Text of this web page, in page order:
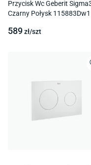
Przycisk Wc Geberit
Czarny Połysk 115883Dw1
589zł/szt